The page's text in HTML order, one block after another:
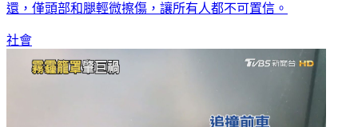
還，僅頭部和腿輕微擦傷，讓所有人都不可置信。
社會